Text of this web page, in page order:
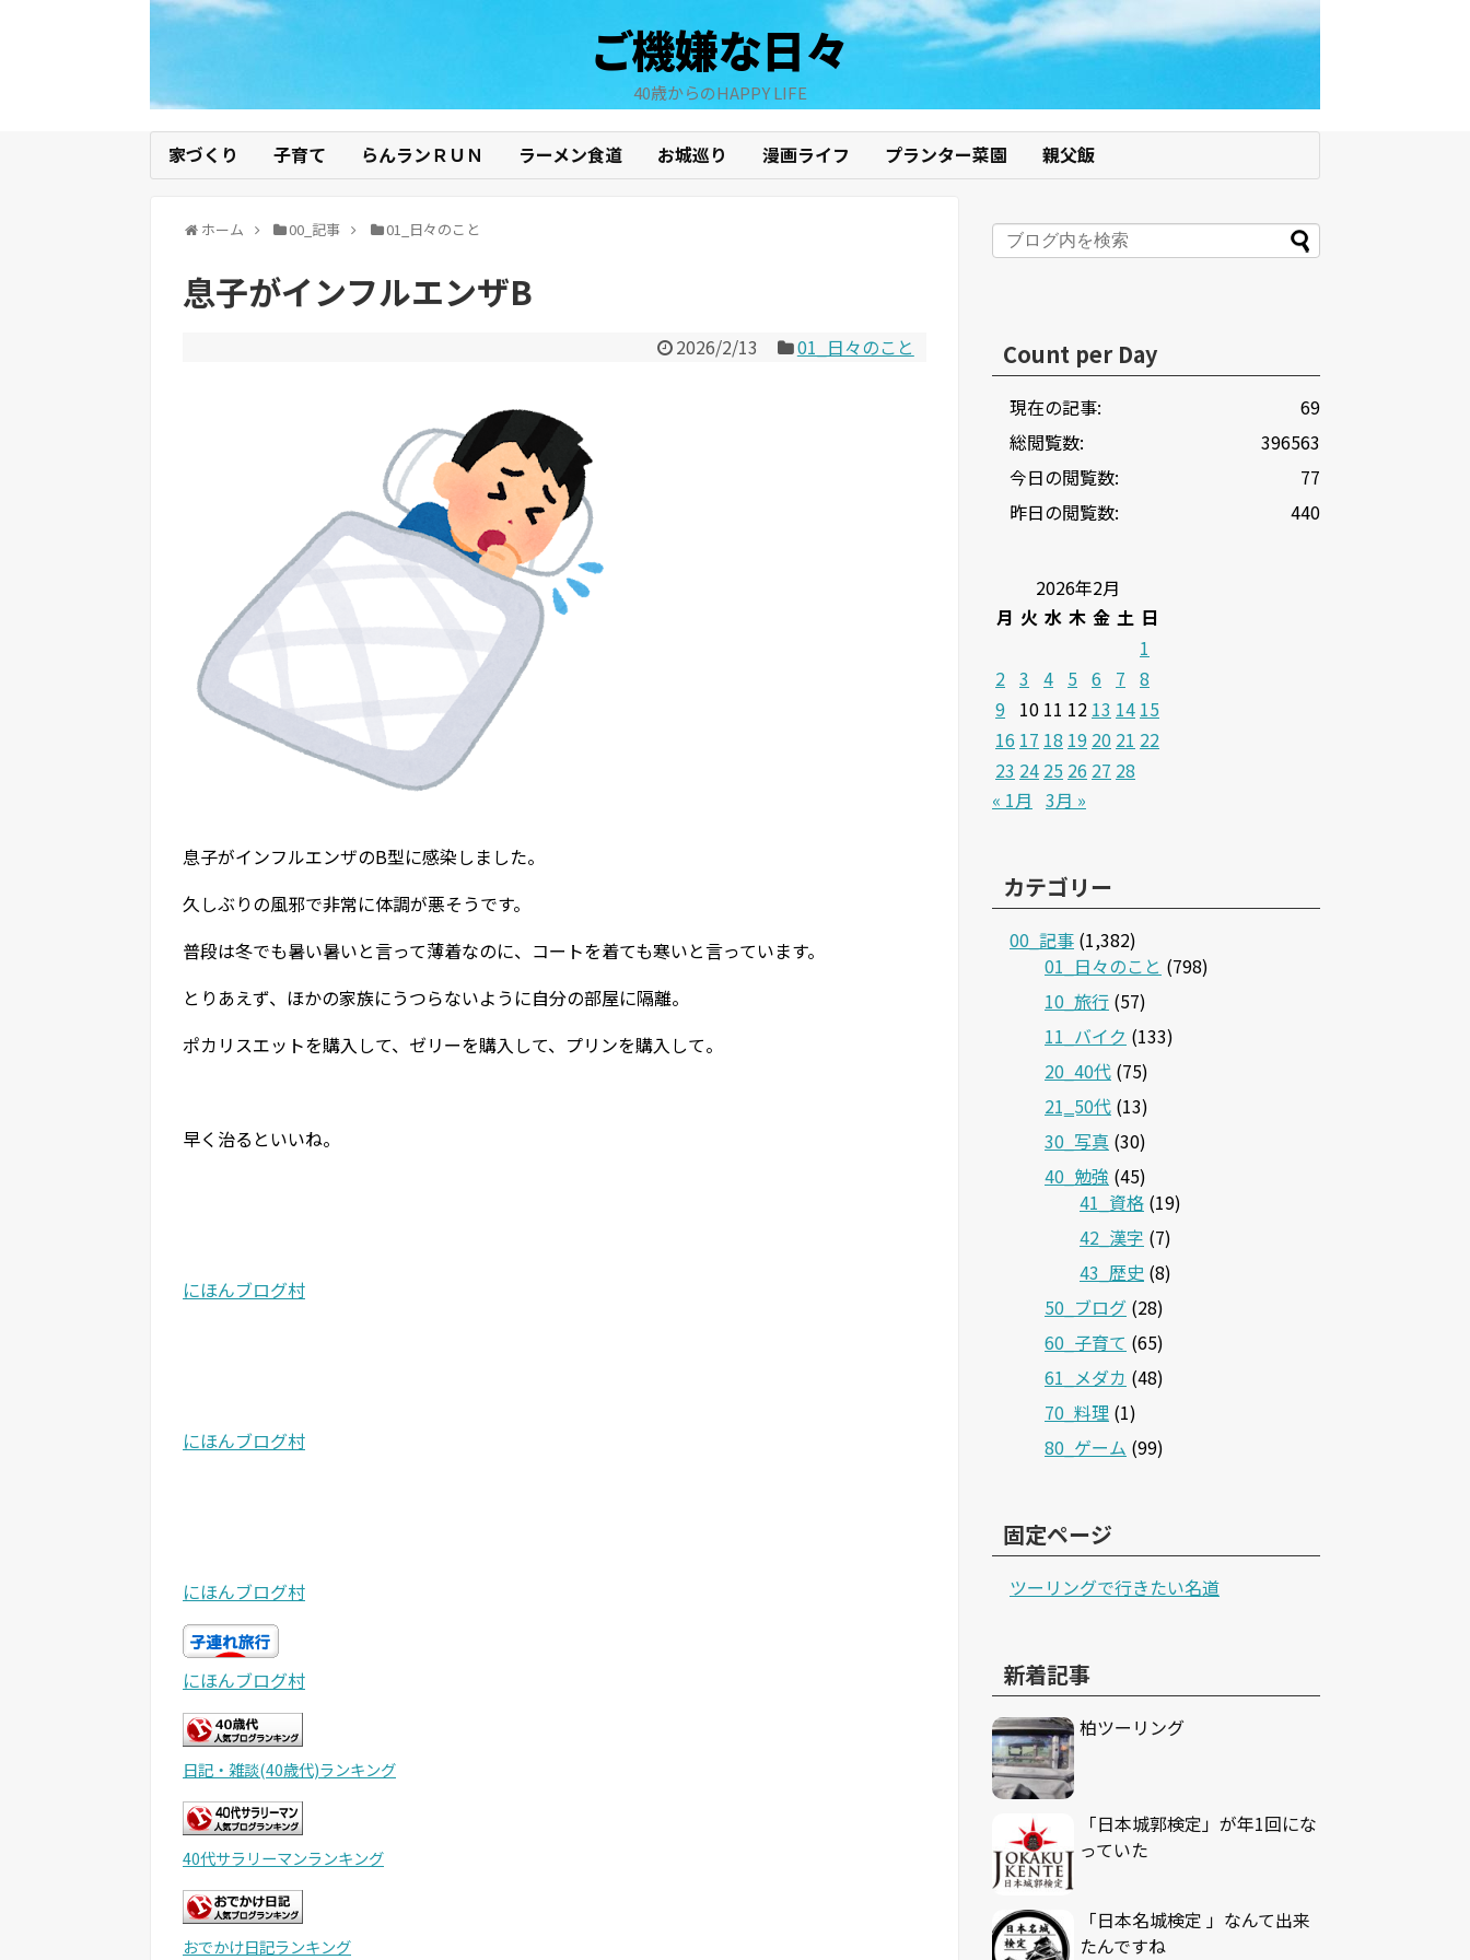
ご機嫌な日々
40歳からのHAPPY LIFE
家づくり 子育て らんランＲＵＮ ラーメン食道 お城巡り 漫画ライフ プランター菜園 親父飯
ホーム 00_記事 01_日々のこと
息子がインフルエンザB
2026/2/13 01_日々のこと
息子がインフルエンザのB型に感染しました。
久しぶりの風邪で非常に体調が悪そうです。
普段は冬でも暑い暑いと言って薄着なのに、コートを着ても寒いと言っています。
とりあえず、ほかの家族にうつらないように自分の部屋に隔離。
ポカリスエットを購入して、ゼリーを購入して、プリンを購入して。
早く治るといいね。
にほんブログ村
にほんブログ村
にほんブログ村
にほんブログ村
日記・雑談(40歳代)ランキング
40代サラリーマンランキング
おでかけ日記ランキング
Count per Day
69
現在の記事:
396563
総閲覧数:
77
今日の閲覧数:
440
昨日の閲覧数:
2026年2月
月 火 水 木 金 土 日
1
2 3 4 5 6 7 8
9 10 11 12 13 14 15
16 17 18 19 20 21 22
23 24 25 26 27 28
« 1月 3月 »
カテゴリー
00_記事 (1,382)
01_日々のこと (798)
10_旅行 (57)
11_バイク (133)
20_40代 (75)
21‗50代 (13)
30_写真 (30)
40_勉強 (45)
41_資格 (19)
42_漢字 (7)
43_歴史 (8)
50_ブログ (28)
60_子育て (65)
61_メダカ (48)
70_料理 (1)
80_ゲーム (99)
固定ページ
ツーリングで行きたい名道
新着記事
柏ツーリング
「日本城郭検定」が年1回にな
っていた
「日本名城検定 」なんて出来
たんですね